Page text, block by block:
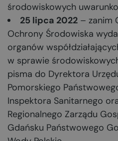
środowiskowych
25 lipca 2022 – zanim
Ochrony Środowiska
organów
w sprawie
pisma do Dyrektora
Pomorskiego
Inspektora Sanitarnego
Regionalnego Zarządu
Gdańsku Państwowego